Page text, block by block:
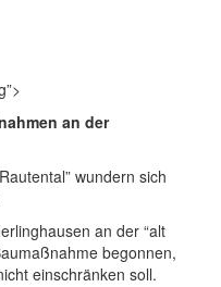
an der
wundern sich
an der “alt
begonnen,
einschränken soll.